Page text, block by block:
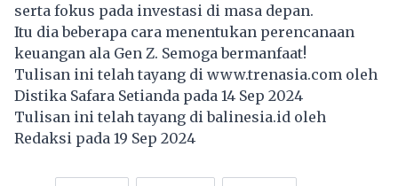
serta fokus pada investasi di masa depan.
Itu dia beberapa cara menentukan perencanaan
keuangan ala Gen Z. Semoga bermanfaat!
Tulisan ini telah tayang di www.trenasia.com oleh
Distika Safara Setianda pada 14 Sep 2024
Tulisan ini telah tayang dibalinesia.id oleh
Redaksi pada 19 Sep 2024